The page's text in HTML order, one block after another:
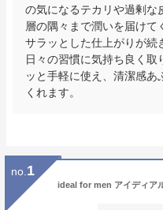
の気になるテカリや過剰な
層の隅々まで潤いを届けて
サラッとした仕上がりが続
日々の習慣に気持ち良く
ッと手軽に使え、清潔感
くれます。
no. 1